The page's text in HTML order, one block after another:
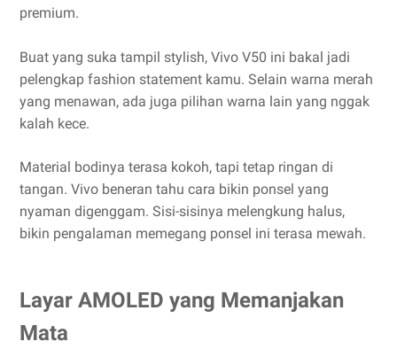
premium.
Buat yang suka tampil stylish, Vivo V50 ini bakal jadi
pelengkap fashion statement kamu. Selain warna merah
yang menawan, ada juga pilihan warna lain yang nggak
kalah kece.
Material bodinya terasa kokoh, tapi tetap ringan di
tangan. Vivo beneran tahu cara bikin ponsel yang
nyaman digenggam. Sisi-sisinya melengkung halus,
bikin pengalaman memegang ponsel ini terasa mewah.
Layar AMOLED yang Memanjakan
Mata